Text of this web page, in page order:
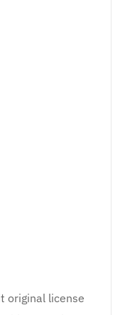
original license